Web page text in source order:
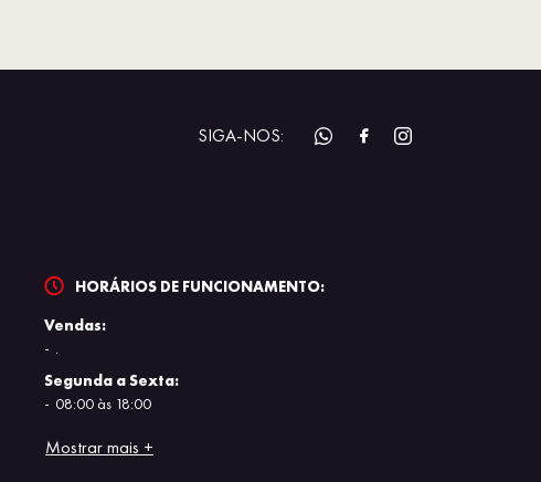
SIGA-NOS:
HORÁRIOS DE FUNCIONAMENTO:
Vendas:
.
Segunda a Sexta:
08:00 às 18:00
Mostrar mais +